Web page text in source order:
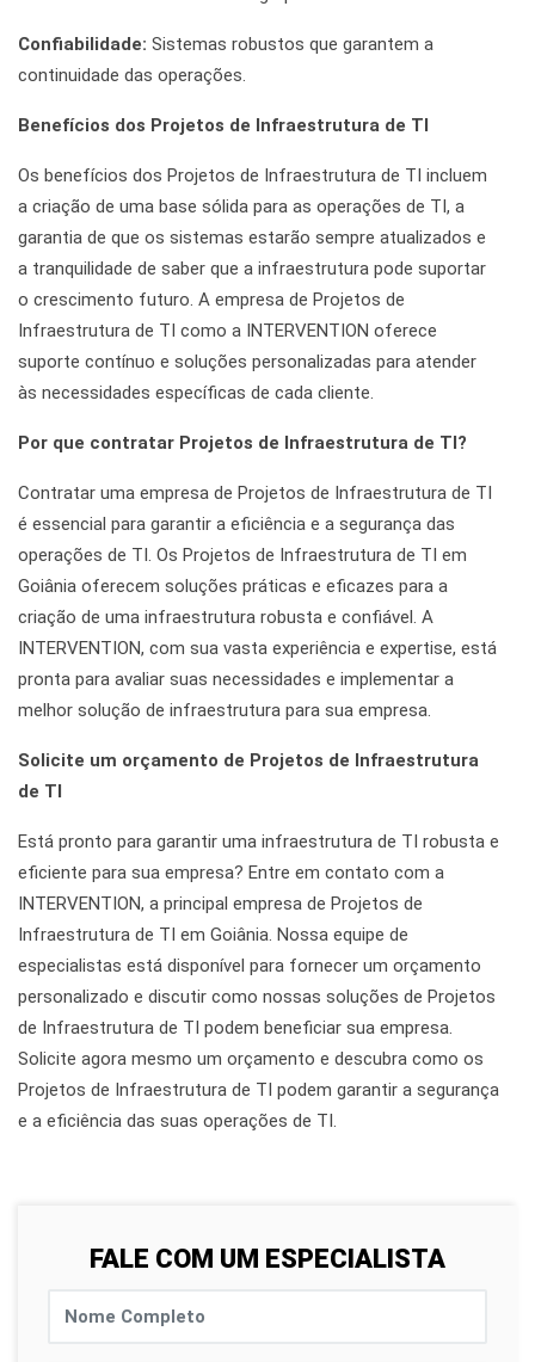
Confiabilidade: Sistemas robustos que garantem a
continuidade das operações.
Benefícios dos Projetos de Infraestrutura de TI
Os benefícios dos Projetos de Infraestrutura de TI incluem
a criação de uma base sólida para as operações de TI, a
garantia de que os sistemas estarão sempre atualizados e
a tranquilidade de saber que a infraestrutura pode suportar
o crescimento futuro. A empresa de Projetos de
Infraestrutura de TI como a INTERVENTION oferece
suporte contínuo e soluções personalizadas para atender
às necessidades específicas de cada cliente.
Por que contratar Projetos de Infraestrutura de TI?
Contratar uma empresa de Projetos de Infraestrutura de TI
é essencial para garantir a eficiência e a segurança das
operações de TI. Os Projetos de Infraestrutura de TI em
Goiânia oferecem soluções práticas e eficazes para a
criação de uma infraestrutura robusta e confiável. A
INTERVENTION, com sua vasta experiência e expertise, está
pronta para avaliar suas necessidades e implementar a
melhor solução de infraestrutura para sua empresa.
Solicite um orçamento de Projetos de Infraestrutura
de TI
Está pronto para garantir uma infraestrutura de TI robusta e
eficiente para sua empresa? Entre em contato com a
INTERVENTION, a principal empresa de Projetos de
Infraestrutura de TI em Goiânia. Nossa equipe de
especialistas está disponível para fornecer um orçamento
personalizado e discutir como nossas soluções de Projetos
de Infraestrutura de TI podem beneficiar sua empresa.
Solicite agora mesmo um orçamento e descubra como os
Projetos de Infraestrutura de TI podem garantir a segurança
e a eficiência das suas operações de TI.
FALE COM UM ESPECIALISTA